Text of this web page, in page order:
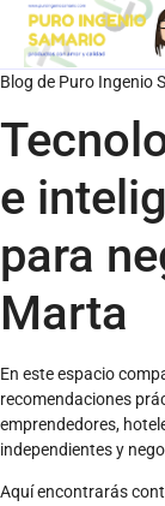
Blog de Puro Ingenio
e
para
Marta
En este espacio
recomendaciones
emprendedores,
independientes y
Aquí encontrarás